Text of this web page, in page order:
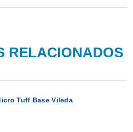
RELACIONADOS
Tuff Base Vileda